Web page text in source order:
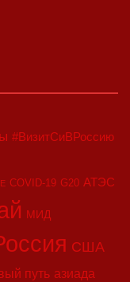
#ВизитСиВРоссию
COVID-19 G20 АТЭС
МИД
США
путь азиада